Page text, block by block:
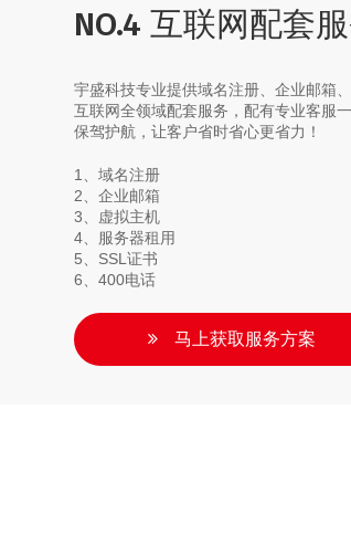
NO.4 互联网配套
宇盛科技专业提供域名注册、企业邮箱
互联网全领域配套服务，配有专业客服
保驾护航，让客户省时省心更省力！
1、域名注册
2、企业邮箱
3、虚拟主机
4、服务器租用
5、SSL证书
6、400电话
马上获取服务方案